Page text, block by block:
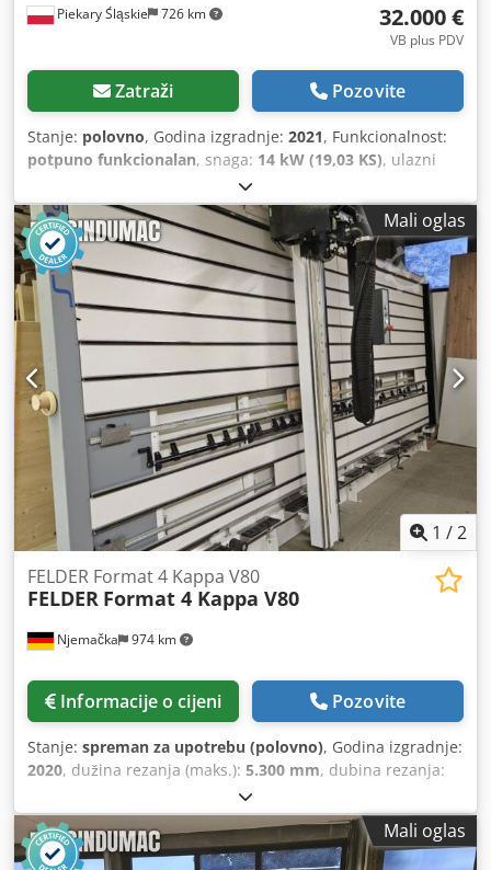
Piekary Śląskie 726 km 32.000 €
VB plus PDV
Zatraži Pozovite
Stanje: polovno, Godina izgradnje: 2021, Funkcionalnost:
potpuno funkcionalan, snaga: 14 kW (19,03 KS), ulazni
36 A
Hz, vrsta ulazne struje:trofazni, maksimalna visina
rezanja:80 mm, širina rezanja (maks.): 3.200 mm, ukupna
masa:4.200 kg, Oprema:
beskonačno promjenjiva brzina
rotacije, dokumentacija / priručnik, dozator, zaštitni
poklopac pile
Mali oglas
1 /2
Njemačka 974 km
FELDER Format 4 Kappa V80
FELDER Format 4 Kappa V80
Informacije o cijeni Pozovite
Stanje: spreman za upotrebu (polovno), Godina izgradnje:
2020, dužina rezanja (maks.): 5.300 mm, dubina rezanja:
Mali oglas